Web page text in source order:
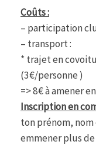
Coûts :
– participation
– transport :
* trajet en
(3€/personne )
=> 8€ à amener
Inscription en
ton prénom,
emmener plus